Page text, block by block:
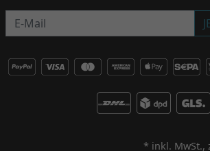
Newsletter
* inkl. MwSt.,